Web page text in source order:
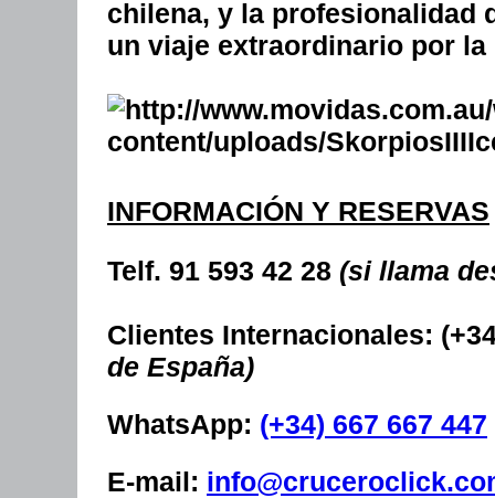
chilena, y la profesionalidad
un viaje extraordinario por la
INFORMACIÓN Y RESERVAS
Telf. 91 593 42 28 (si llama
Clientes Internacionales:
de España)
WhatsApp: (+34) 667 667 447
E-mail: